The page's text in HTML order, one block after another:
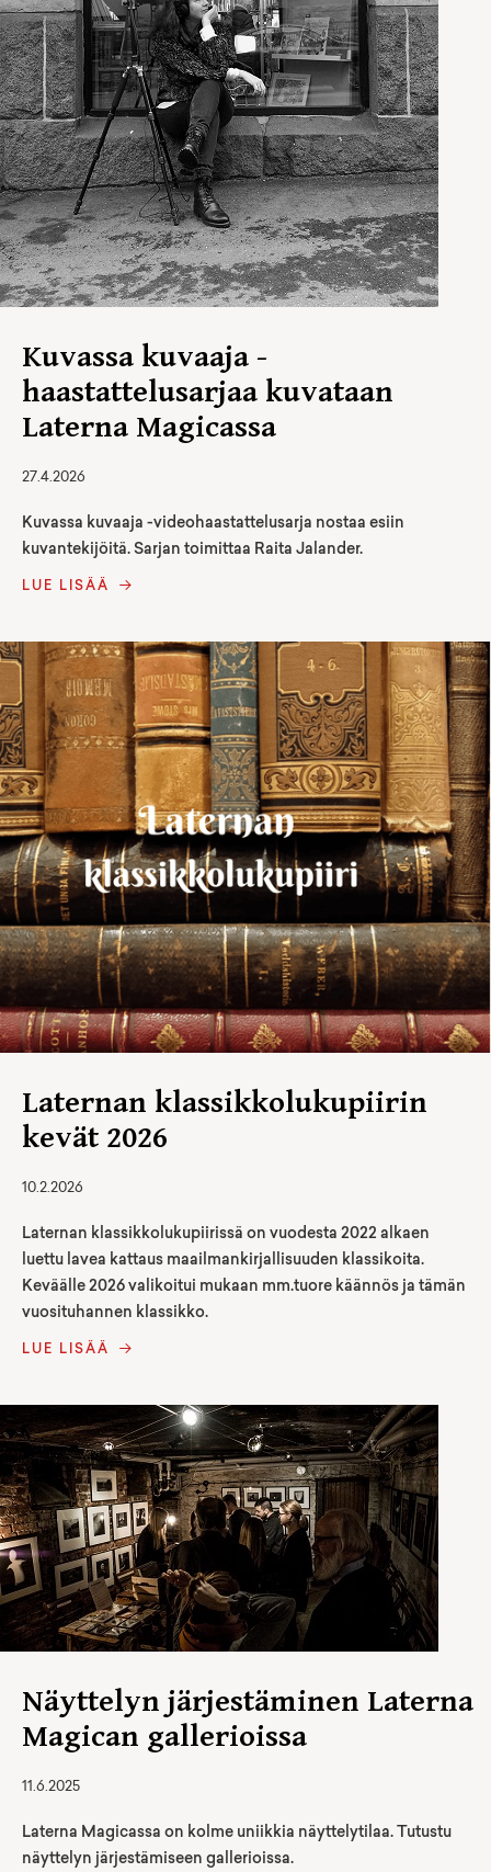
Kuvassa kuvaaja -
haastattelusarjaa kuvataan
Laterna Magicassa
27.4.2026
Kuvassa kuvaaja -videohaastattelusarja nostaa esiin
kuvantekijöitä. Sarjan toimittaa Raita Jalander.
LUE LISÄÄ
Laternan klassikkolukupiirin
kevät 2026
10.2.2026
Laternan klassikkolukupiirissä on vuodesta 2022 alkaen
luettu lavea kattaus maailmankirjallisuuden klassikoita.
Keväälle 2026 valikoitui mukaan mm.tuore käännös ja tämän
vuosituhannen klassikko.
LUE LISÄÄ
Näyttelyn järjestäminen Laterna
Magican gallerioissa
11.6.2025
Laterna Magicassa on kolme uniikkia näyttelytilaa. Tutustu
näyttelyn järjestämiseen gallerioissa.